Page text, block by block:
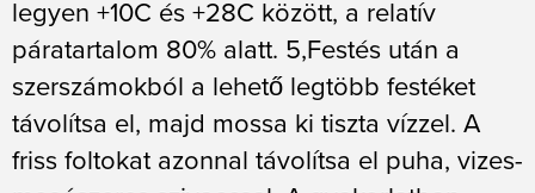
legyen +10C és +28C között, a relatív
páratartalom 80% alatt. 5,Festés után a
szerszámokból a lehető legtöbb festéket
távolítsa el, majd mossa ki tiszta vízzel. A
friss foltokat azonnal távolítsa el puha, vizes-